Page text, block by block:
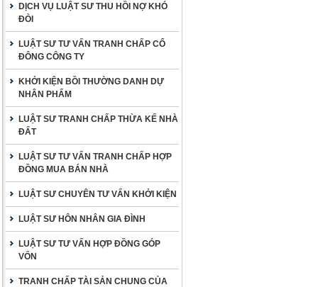
DỊCH VỤ LUẬT SƯ THU HỒI NỢ KHÓ
ĐÒI
LUẬT SƯ TƯ VẤN TRANH CHẤP CỔ
ĐÔNG CÔNG TY
KHỞI KIỆN BỒI THƯỜNG DANH DỰ
NHÂN PHẨM
LUẬT SƯ TRANH CHẤP THỪA KẾ NHÀ
ĐẤT
LUẬT SƯ TƯ VẤN TRANH CHẤP HỢP
ĐỒNG MUA BÁN NHÀ
LUẬT SƯ CHUYÊN TƯ VẤN KHỞI KIỆN
LUẬT SƯ HÔN NHÂN GIA ĐÌNH
LUẬT SƯ TƯ VẤN HỢP ĐỒNG GÓP
VỐN
TRANH CHẤP TÀI SẢN CHUNG CỦA